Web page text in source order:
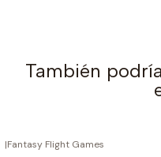
También
|Fantasy Flight Games